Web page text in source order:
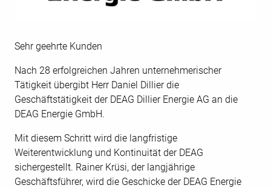
Sehr geehrte Kunden
Nach 28 erfolgreichen Jahren unternehmerischer
Tätigkeit übergibt Herr Daniel Dillier die
Geschäftstätigkeit der DEAG Dillier Energie AG an die
DEAG Energie GmbH.
Mit diesem Schritt wird die langfristige
Weiterentwicklung und Kontinuität der DEAG
sichergestellt. Rainer Krüsi, der langjährige
Geschäftsführer, wird die Geschicke der DEAG Energie